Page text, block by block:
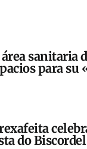
sanitaria
para
do Biscordel